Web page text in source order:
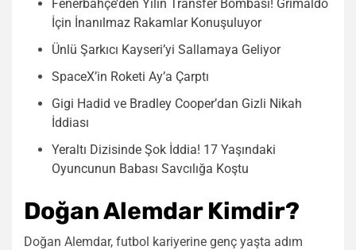
Fenerbahçe’den Yılın Transfer Bombası! Grimaldo
İçin İnanılmaz Rakamlar Konuşuluyor
Ünlü Şarkıcı Kayseri’yi Sallamaya Geliyor
SpaceX’in Roketi Ay’a Çarptı
Gigi Hadid ve Bradley Cooper’dan Gizli Nikah
İddiası
Yeraltı Dizisinde Şok İddia! 17 Yaşındaki
Oyuncunun Babası Savcılığa Koştu
Doğan Alemdar Kimdir?
Doğan Alemdar, futbol kariyerine genç yaşta adım